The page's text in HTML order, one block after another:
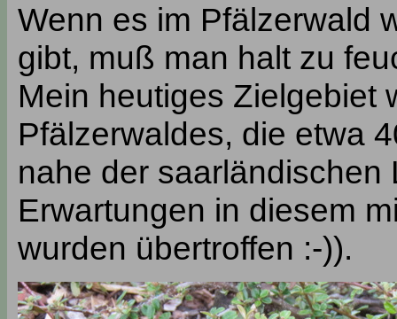
Wenn es im Pfälzerwald
gibt, muß man halt zu
Mein heutiges Zielgebiet
Pfälzerwaldes, die etwa
nahe der
Erwartungen in diesem
wurden übertroffen :-)).